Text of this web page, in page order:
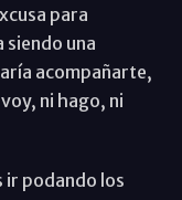
para
una
acompañarte,
ni hago, ni
ir podando los